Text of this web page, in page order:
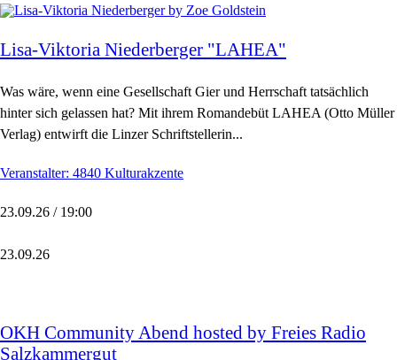
Lisa-Viktoria Niederberger "LAHEA"
Was wäre, wenn eine Gesellschaft Gier und Herrschaft tatsächlich
hinter sich gelassen hat? Mit ihrem Romandebüt LAHEA (Otto Müller
Verlag) entwirft die Linzer Schriftstellerin...
Veranstalter: 4840 Kulturakzente
23.09.26 / 19:00
23.09.26
OKH Community Abend hosted by Freies Radio
Salzkammergut